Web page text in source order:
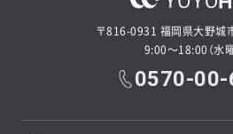
〒816-0931 福岡県大野城
9:00～18:00（水
0570-00-